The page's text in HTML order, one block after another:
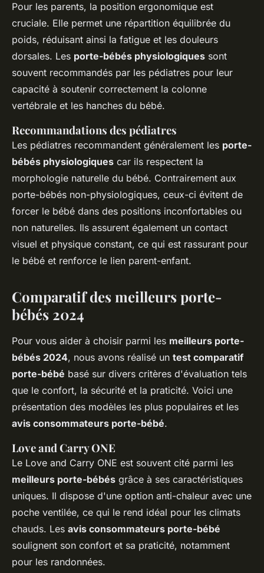
Pour les parents, la position ergonomique est
cruciale. Elle permet une répartition équilibrée du
poids, réduisant ainsi la fatigue et les douleurs
dorsales. Les porte-bébés physiologiques sont
souvent recommandés par les pédiatres pour leur
capacité à soutenir correctement la colonne
vertébrale et les hanches du bébé.
Recommandations des pédiatres
Les pédiatres recommandent généralement les porte-
bébés physiologiques car ils respectent la
morphologie naturelle du bébé. Contrairement aux
porte-bébés non-physiologiques, ceux-ci évitent de
forcer le bébé dans des positions inconfortables ou
non naturelles. Ils assurent également un contact
visuel et physique constant, ce qui est rassurant pour
le bébé et renforce le lien parent-enfant.
Comparatif des meilleurs porte-
bébés 2024
Pour vous aider à choisir parmi les meilleurs porte-
bébés 2024, nous avons réalisé un test comparatif
porte-bébé basé sur divers critères d'évaluation tels
que le confort, la sécurité et la praticité. Voici une
présentation des modèles les plus populaires et les
avis consommateurs porte-bébé.
Love and Carry ONE
Le Love and Carry ONE est souvent cité parmi les
meilleurs porte-bébés grâce à ses caractéristiques
uniques. Il dispose d'une option anti-chaleur avec une
poche ventilée, ce qui le rend idéal pour les climats
chauds. Les avis consommateurs porte-bébé
soulignent son confort et sa praticité, notamment
pour les randonnées.